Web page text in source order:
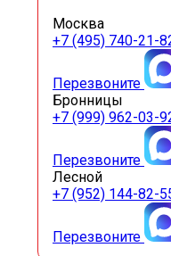
Москва
+7 (495) 740-21-
Перезвоните
Бронницы
+7 (999) 962-03-
Перезвоните
Лесной
+7 (952) 144-82-
Перезвоните